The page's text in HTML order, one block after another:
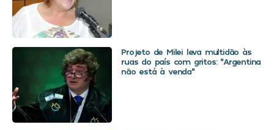
Projeto de Milei leva multidão às
ruas do país com gritos: “Argentina
não está à venda”